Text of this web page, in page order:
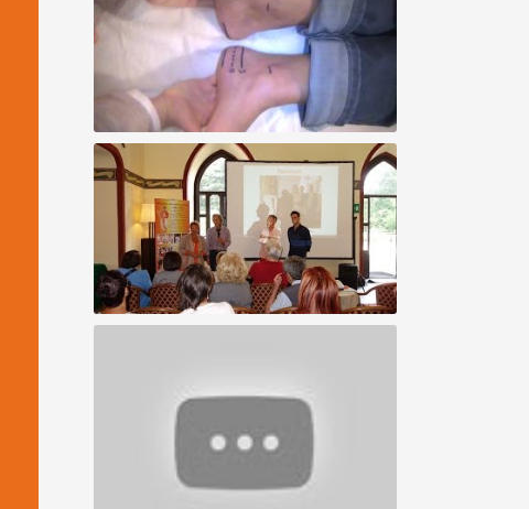
Allineamento Vertebrale - caso speciale
"protesi"
Riallineamento Spirituale - Conferenza e